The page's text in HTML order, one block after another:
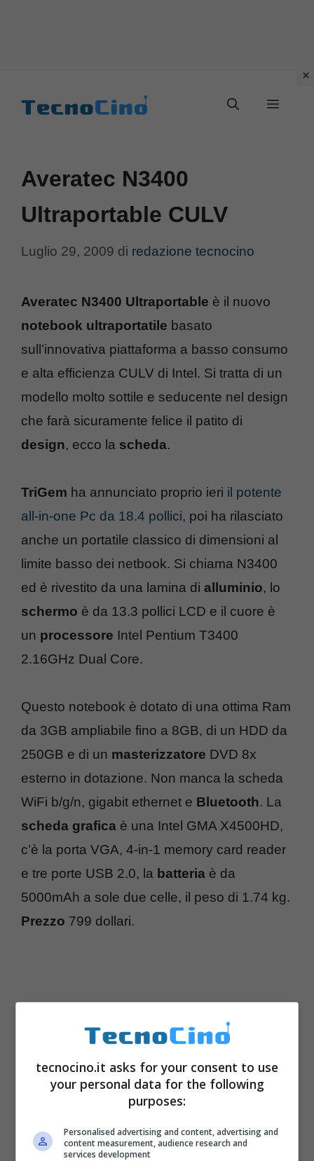
Menu
Averatec N3400
Ultraportable CULV
Luglio 29, 2009 di redazione tecnocino
Averatec N3400 Ultraportable è il nuovo
notebook ultraportatile basato
sull’innovativa piattaforma a basso consumo
e alta efficienza CULV di Intel. Si tratta di un
modello molto sottile e seducente nel design
che farà sicuramente felice il patito di
design, ecco la scheda.
TriGem ha annunciato proprio ieri il potente
all-in-one Pc da 18.4 pollici, poi ha rilasciato
anche un portatile classico di dimensioni al
limite basso dei netbook. Si chiama N3400
ed è rivestito da una lamina di alluminio, lo
schermo è da 13.3 pollici LCD e il cuore è
un processore Intel Pentium T3400
2.16GHz Dual Core.
Questo notebook è dotato di una ottima Ram
da 3GB ampliabile fino a 8GB, di un HDD da
250GB e di un masterizzatore DVD 8x
esterno in dotazione. Non manca la scheda
WiFi b/g/n, gigabit ethernet e Bluetooth. La
scheda grafica è una Intel GMA X4500HD,
c’è la porta VGA, 4-in-1 memory card reader
e tre porte USB 2.0, la batteria è da
5000mAh a sole due celle, il peso di 1.74 kg.
Prezzo 799 dollari.
tecnocino.it asks for your consent to use
your personal data for the following
purposes:
Personalised advertising and content, advertising and
content measurement, audience research and
services development